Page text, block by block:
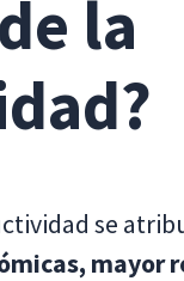
la
se
mayor